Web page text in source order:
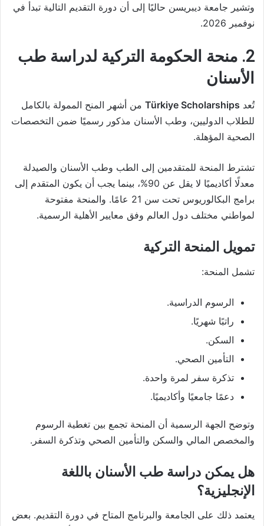
وتشير جامعة ديبريسن حاليًا إلى أن دورة التقديم التالية تبدأ في
نوفمبر 2026.
2. منحة الحكومة التركية لدراسة طب
الأسنان
تُعد Türkiye Scholarships من أشهر المنح الممولة بالكامل
للطلاب الدوليين، وطب الأسنان مذكور رسميًا ضمن التخصصات
الصحية المؤهلة.
تشترط المنحة للمتقدمين إلى الطب وطب الأسنان والصيدلة
معدلًا أكاديميًا لا يقل عن 90%، بينما يجب أن يكون المتقدم إلى
برامج البكالوريوس تحت سن 21 عامًا. والمنحة مفتوحة
لمواطني مختلف دول العالم وفق معايير الأهلية الرسمية.
تمويل المنحة التركية
تشمل المنحة:
الرسوم الدراسية.
راتبًا شهريًا.
السكن.
التأمين الصحي.
تذكرة سفر لمرة واحدة.
دعمًا جامعيًا وأكاديميًا.
وتوضح الجهة الرسمية أن المنحة تجمع بين تغطية الرسوم
والمخصص المالي والسكن والتأمين الصحي وتذكرة السفر.
هل يمكن دراسة طب الأسنان باللغة
الإنجليزية؟
يعتمد ذلك على الجامعة والبرنامج المتاح في دورة التقديم. بعض